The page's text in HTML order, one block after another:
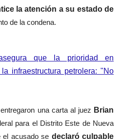
la atención a su estado de
de la condena.
que la prioridad en
infraestructura petrolera: "No
una carta al juez Brian
para el Distrito Este de Nueva
el acusado se declaró culpable